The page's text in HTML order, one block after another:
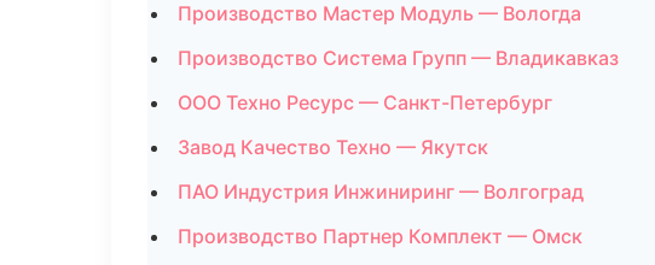
Производство Мастер Модуль — Вологда
Производство Система Групп — Владикавказ
ООО Техно Ресурс — Санкт-Петербург
Завод Качество Техно — Якутск
ПАО Индустрия Инжиниринг — Волгоград
Производство Партнер Комплект — Омск